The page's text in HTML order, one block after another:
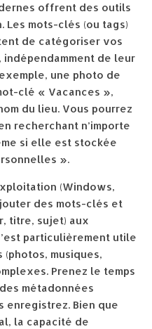
offrent des outils
Les mots-clés (ou tags)
de catégoriser vos
de leur
une photo de
clé « Vacances »,
du lieu. Vous pourrez
recherchant n’importe
si elle est stockée
».
(Windows,
des mots-clés et
titre, sujet) aux
particulièrement utile
musiques,
Prenez le temps
métadonnées
enregistrez. Bien que
la capacité de